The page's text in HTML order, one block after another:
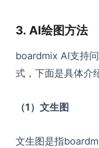
3. AI绘图方法
boardmix AI支持
式， 下面是具体介
（1） 文生图
文生图是指